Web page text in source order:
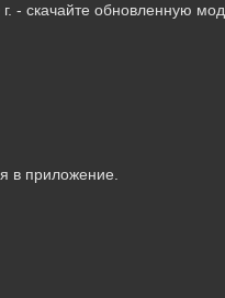
- скачайте обновленную
в приложение.